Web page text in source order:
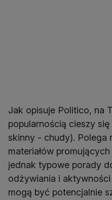
Jak opisuje Politico, na
popularnością cieszy
skinny - chudy). Polega
materiałów
jednak typowe porady
odżywiania i
mogą być potencjalnie